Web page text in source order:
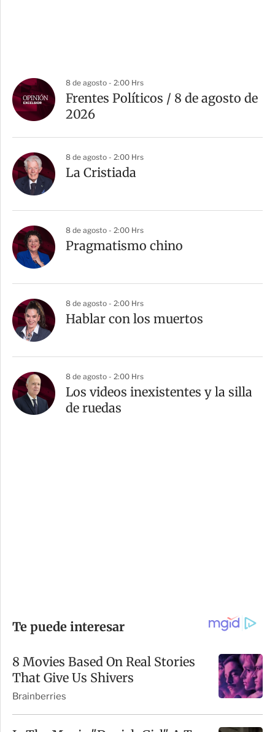
8 de agosto - 2:00 Hrs
Frentes Políticos / 8 de agosto de
2026
8 de agosto - 2:00 Hrs
La Cristiada
8 de agosto - 2:00 Hrs
Pragmatismo chino
8 de agosto - 2:00 Hrs
Hablar con los muertos
8 de agosto - 2:00 Hrs
Los videos inexistentes y la silla
de ruedas